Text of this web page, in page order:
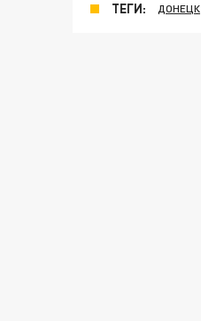
ТЕГИ: ДОНЕЦК